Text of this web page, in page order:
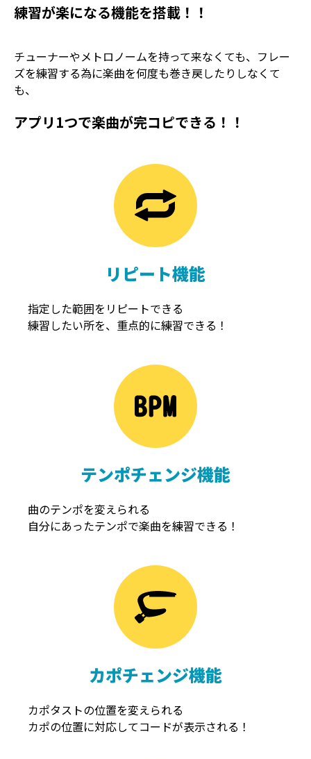
練習が楽になる機能を搭載！！
チューナーやメトロノームを持って来なくても、フレー
ズを練習する為に楽曲を何度も巻き戻したりしなくて
も、
アプリ1つで楽曲が完コピできる！！
リピート機能
指定した範囲をリピートできる
練習したい所を、重点的に練習できる！
テンポチェンジ機能
曲のテンポを変えられる
自分にあったテンポで楽曲を練習できる！
カポチェンジ機能
カポタストの位置を変えられる
カポの位置に対応してコードが表示される！